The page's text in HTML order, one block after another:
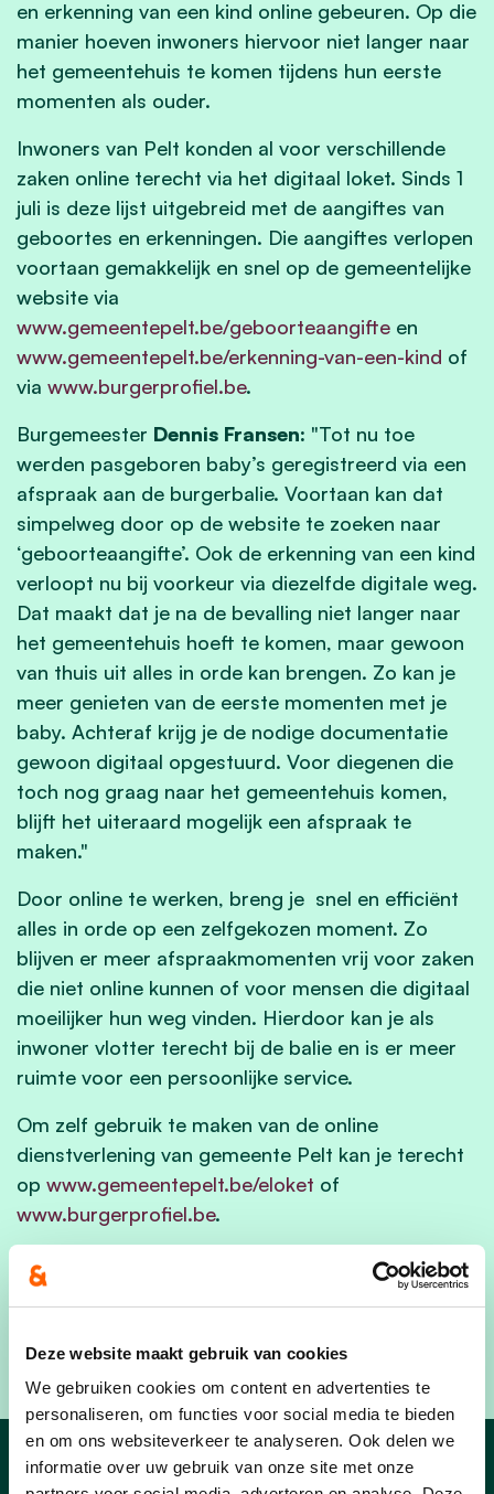
Deze website maakt gebruik van cookies
We gebruiken cookies om content en advertenties te
personaliseren, om functies voor social media te bieden
en om ons websiteverkeer te analyseren. Ook delen we
informatie over uw gebruik van onze site met onze
en erkenning van een kind online gebeuren. Op die
manier hoeven inwoners hiervoor niet langer naar
het gemeentehuis te komen tijdens hun eerste
momenten als ouder.
Inwoners van Pelt konden al voor verschillende
zaken online terecht via het digitaal loket. Sinds 1
juli is deze lijst uitgebreid met de aangiftes van
geboortes en erkenningen. Die aangiftes verlopen
voortaan gemakkelijk en snel op de gemeentelijke
website via
www.gemeentepelt.be/geboorteaangifte en
www.gemeentepelt.be/erkenning-van-een-kind of
via www.burgerprofiel.be.
Burgemeester Dennis Fransen: "Tot nu toe
werden pasgeboren baby’s geregistreerd via een
afspraak aan de burgerbalie. Voortaan kan dat
simpelweg door op de website te zoeken naar
‘geboorteaangifte’. Ook de erkenning van een kind
verloopt nu bij voorkeur via diezelfde digitale weg.
Dat maakt dat je na de bevalling niet langer naar
het gemeentehuis hoeft te komen, maar gewoon
van thuis uit alles in orde kan brengen. Zo kan je
meer genieten van de eerste momenten met je
baby. Achteraf krijg je de nodige documentatie
gewoon digitaal opgestuurd. Voor diegenen die
toch nog graag naar het gemeentehuis komen,
blijft het uiteraard mogelijk een afspraak te
maken."
Door online te werken, breng je snel en efficiënt
alles in orde op een zelfgekozen moment. Zo
blijven er meer afspraakmomenten vrij voor zaken
die niet online kunnen of voor mensen die digitaal
moeilijker hun weg vinden. Hierdoor kan je als
inwoner vlotter terecht bij de balie en is er meer
ruimte voor een persoonlijke service.
Om zelf gebruik te maken van de online
dienstverlening van gemeente Pelt kan je terecht
op www.gemeentepelt.be/eloket of
www.burgerprofiel.be.
Voor een afspraak aan de burgerbalie surf je naar
www.gemeentepelt.be/afspraak
of - indien dit niet
94 94 van de gemeente.